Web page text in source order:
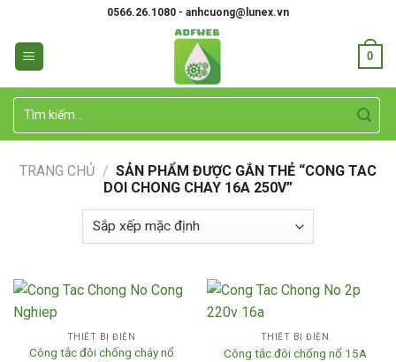
content
0566.26.1080 - anhcuong@lunex.vn
0
Tìm
TRANG CHỦ / SẢN PHẨM ĐƯỢC GẮN THẺ “CONG TAC
DOI CHONG CHAY 16A 250V”
THIẾT BỊ ĐIỆN
Công tắc đôi chống cháy nổ
THIẾT BỊ ĐIỆN
Công tắc đôi chống nổ 15A